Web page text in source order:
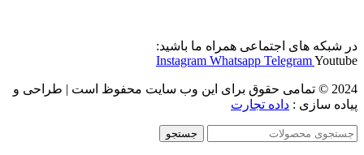
در شبکه های اجتماعی همراه ما باشید:
Instagram Whatsapp TelegramYoutube
2024 © تمامی حقوق برای این وب سایت محفوظ است | طراحی و
پیاده سازی : داده تجارت
جستجو